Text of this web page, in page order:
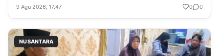
9 Agu 2026, 17.47 0 0
NUSANTARA